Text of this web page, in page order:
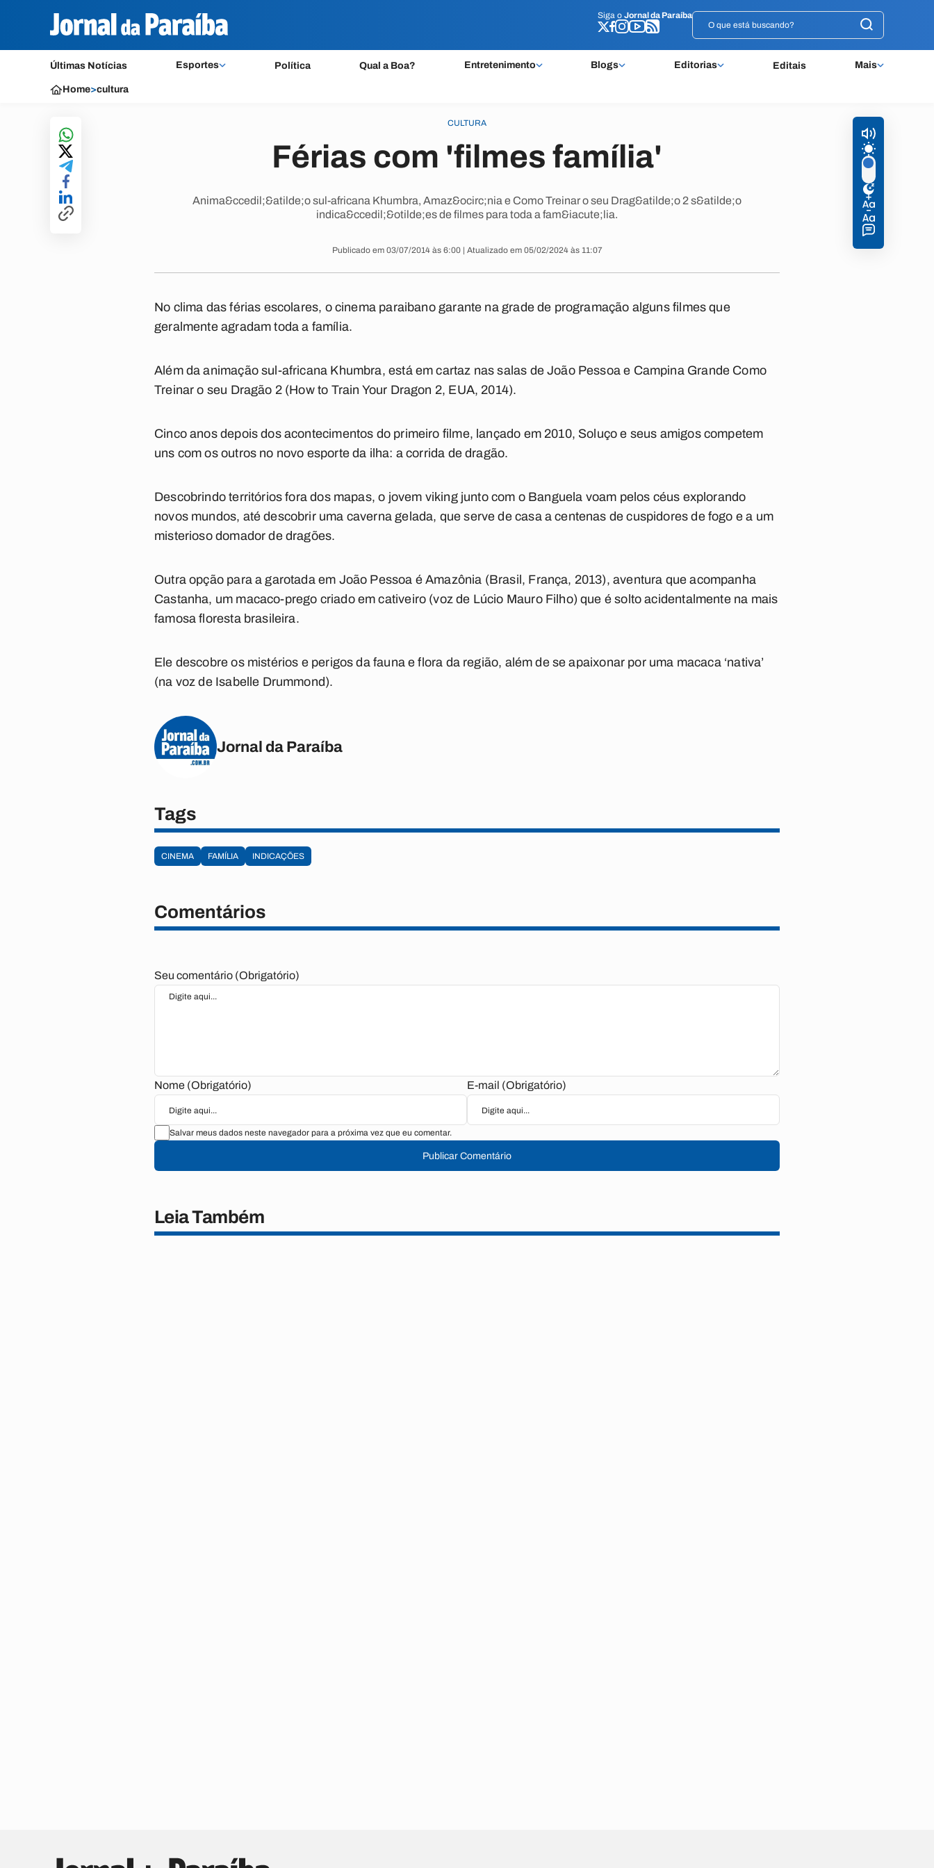
Siga o Jornal da Paraíba
Últimas Notícias Esportes Política Qual a Boa? Entretenimento Blogs Editorias Editais Mais
Siga o Jornal da Paraíba
Home>cultura
CULTURA
Férias com 'filmes família'
Anima&ccedil;&atilde;o sul-africana Khumbra, Amaz&ocirc;nia e Como Treinar o seu Drag&atilde;o 2 s&atilde;o
indica&ccedil;&otilde;es de filmes para toda a fam&iacute;lia.
Publicado em 03/07/2014 às 6:00 | Atualizado em 05/02/2024 às 11:07
No clima das férias escolares, o cinema paraibano garante na grade de programação alguns filmes que
geralmente agradam toda a família.
Além da animação sul-africana Khumbra, está em cartaz nas salas de João Pessoa e Campina Grande Como
Treinar o seu Dragão 2 (How to Train Your Dragon 2, EUA, 2014).
Cinco anos depois dos acontecimentos do primeiro filme, lançado em 2010, Soluço e seus amigos competem
uns com os outros no novo esporte da ilha: a corrida de dragão.
Descobrindo territórios fora dos mapas, o jovem viking junto com o Banguela voam pelos céus explorando
novos mundos, até descobrir uma caverna gelada, que serve de casa a centenas de cuspidores de fogo e a um
misterioso domador de dragões.
Outra opção para a garotada em João Pessoa é Amazônia (Brasil, França, 2013), aventura que acompanha
Castanha, um macaco-prego criado em cativeiro (voz de Lúcio Mauro Filho) que é solto acidentalmente na mais
famosa floresta brasileira.
Ele descobre os mistérios e perigos da fauna e flora da região, além de se apaixonar por uma macaca ‘nativa’
(na voz de Isabelle Drummond).
Jornal da Paraíba
Tags
CINEMA FAMÍLIA INDICAÇÕES
Comentários
Seu comentário (Obrigatório)
Nome (Obrigatório) E-mail (Obrigatório)
Salvar meus dados neste navegador para a próxima vez que eu comentar.
Publicar Comentário
Leia Também